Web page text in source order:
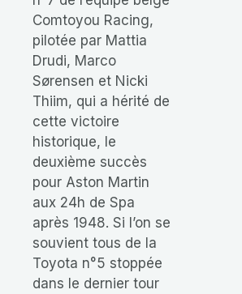
Comtoyou Racing,
pilotée par Mattia
Drudi, Marco
Sørensen et Nicki
Thiim, qui a hérité de
cette victoire
historique, le
deuxième succès
pour Aston Martin
aux 24h de Spa
après 1948. Si l’on se
souvient tous de la
Toyota n°5 stoppée
dans le dernier tour